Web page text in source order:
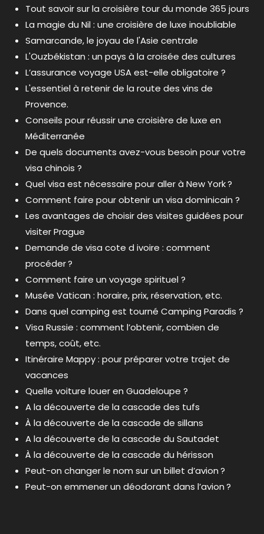
Tout savoir sur la croisière tour du monde 365 jours
La magie du Nil : une croisière de luxe inoubliable
Samarcande, le joyau de l'Asie centrale
L'Ouzbékistan : un pays à la croisée des cultures
L’assurance voyage USA est-elle obligatoire ?
L'essentiel à retenir de la route des vins de
Provence.
Conseils pour réussir une croisière de luxe en
Méditerranée
De quels documents avez-vous besoin pour votre
visa chinois ?
Quel visa est nécessaire pour aller à New York ?
Comment faire pour obtenir un visa dominicain ?
Les avantages de choisir des visites guidées pour
visiter Prague
Demande de visa cote d ivoire : comment
procéder ?
Comment faire un voyage spirituel ?
Musée Vatican : horaire, prix, réservation, etc.
Dans quel camping est tourné Camping Paradis ?
Visa Russie : comment l’obtenir, combien de
temps, coût, etc.
Itinéraire Mappy : pour préparer votre trajet de
vacances
Quelle voiture louer en Guadeloupe ?
A la découverte de la cascade des tufs
À la découverte de la cascade de sillans
A la découverte de la cascade du Sautadet
À la découverte de la cascade du hérisson
Peut-on changer le nom sur un billet d’avion ?
Peut-on emmener un déodorant dans l’avion ?